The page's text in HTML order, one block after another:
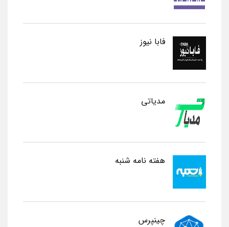
فابا نیوز
مدیاتی
هفته نامه شنبه
چینپرس